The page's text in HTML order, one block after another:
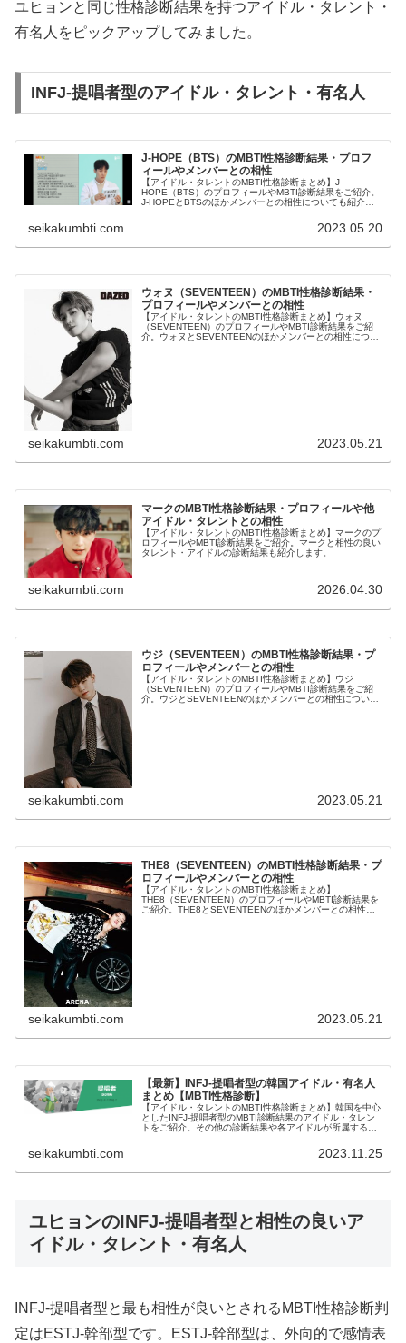
ユヒョンと同じ性格診断結果を持つアイドル・タレント・
有名人をピックアップしてみました。
INFJ-提唱者型のアイドル・タレント・有名人
J-HOPE（BTS）のMBTI性格診断結果・プロフ
ィールやメンバーとの相性
【アイドル・タレントのMBTI性格診断まとめ】J-
HOPE（BTS）のプロフィールやMBTI診断結果をご紹介。
J-HOPEとBTSのほかメンバーとの相性についても紹介し
seikakumbti.com 2023.05.20
ウォヌ（SEVENTEEN）のMBTI性格診断結果・
プロフィールやメンバーとの相性
【アイドル・タレントのMBTI性格診断まとめ】ウォヌ
（SEVENTEEN）のプロフィールやMBTI診断結果をご紹
介。ウォヌとSEVENTEENのほかメンバーとの相性につい
seikakumbti.com 2023.05.21
マークのMBTI性格診断結果・プロフィールや他
アイドル・タレントとの相性
【アイドル・タレントのMBTI性格診断まとめ】マークのプ
ロフィールやMBTI診断結果をご紹介。マークと相性の良い
タレント・アイドルの診断結果も紹介します。
seikakumbti.com 2026.04.30
ウジ（SEVENTEEN）のMBTI性格診断結果・プ
ロフィールやメンバーとの相性
【アイドル・タレントのMBTI性格診断まとめ】ウジ
（SEVENTEEN）のプロフィールやMBTI診断結果をご紹
介。ウジとSEVENTEENのほかメンバーとの相性について
seikakumbti.com 2023.05.21
THE8（SEVENTEEN）のMBTI性格診断結果・プ
ロフィールやメンバーとの相性
【アイドル・タレントのMBTI性格診断まとめ】
THE8（SEVENTEEN）のプロフィールやMBTI診断結果を
ご紹介。THE8とSEVENTEENのほかメンバーとの相性に
seikakumbti.com 2023.05.21
【最新】INFJ-提唱者型の韓国アイドル・有名人
まとめ【MBTI性格診断】
【アイドル・タレントのMBTI性格診断まとめ】韓国を中心
としたINFJ-提唱者型のMBTI診断結果のアイドル・タレン
トをご紹介。その他の診断結果や各アイドルが所属するグ
seikakumbti.com 2023.11.25
ユヒョンのINFJ-提唱者型と相性の良いア
イドル・タレント・有名人
INFJ-提唱者型と最も相性が良いとされるMBTI性格診断判
定はESTJ-幹部型です。ESTJ-幹部型は、外向的で感情表